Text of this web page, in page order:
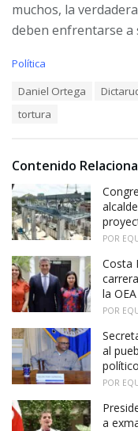
muchos, la
deben enfrentarse a
C
i
s
:
Política
Daniel Ortega
tortura
Contenido
POR
Costa
la OEA
POR
al
POR
a